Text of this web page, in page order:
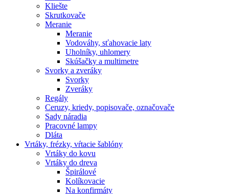
Kliešte
Skrutkovače
Meranie
Meranie
Vodováhy, sťahovacie laty
Uholníky, uhlomery
Skúšačky a multimetre
Svorky a zveráky
Svorky
Zveráky
Regály
Ceruzy, kriedy, popisovače, označovače
Sady náradia
Pracovné lampy
Dláta
Vrtáky, frézky, vŕtacie šablóny
Vrtáky do kovu
Vrtáky do dreva
Špirálové
Kolíkovacie
Na konfirmáty